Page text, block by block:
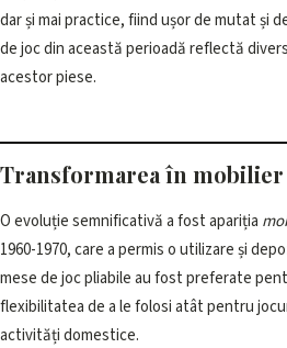
dar și mai practice, fiind ușor de mutat și
de joc din această perioadă reflectă
acestor piese.
Transformarea în
O evoluție semnificativă a fost apariția
1960-1970, care a permis o utilizare și
mese de joc pliabile au fost preferate
flexibilitatea de a le folosi atât pentru
activități domestice.